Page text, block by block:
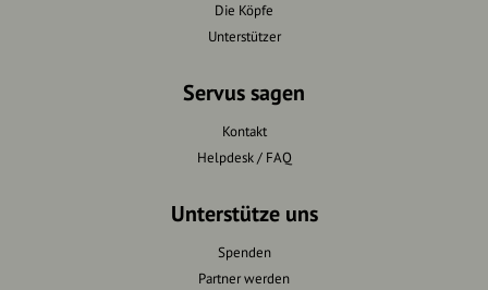
Die Köpfe
Unterstützer
Servus sagen
Kontakt
Helpdesk / FAQ
Unterstütze uns
Spenden
Partner werden